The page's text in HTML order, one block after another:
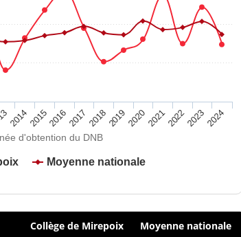
d'obtention du DNB
Moyenne nationale
20142015201620172018201920202021202220232024
Collège de Mirepoix Moyenne nationale